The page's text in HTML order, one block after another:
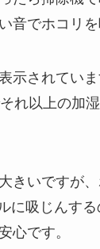
音でホコリを
示されてい
れ以上の加
きいですが、
に吸じんす
心です。